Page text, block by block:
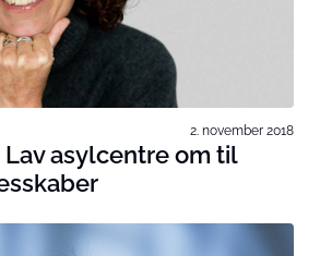
2. november 2018
asylcentre om til